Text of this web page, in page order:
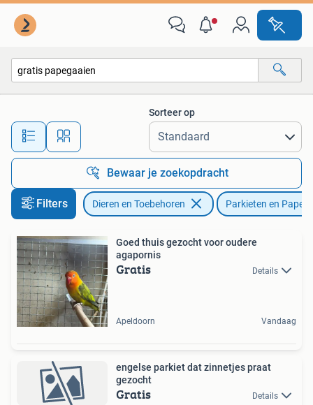
Alle afstanden…
Sorteer op
Bewaar je zoekopdracht
Filters Dieren en Toebehoren Parkieten en
Goed thuis gezocht voor oudere
agapornis
Gratis Details
Apeldoorn Vandaag
engelse parkiet dat zinnetjes praat
gezocht
Gratis Details